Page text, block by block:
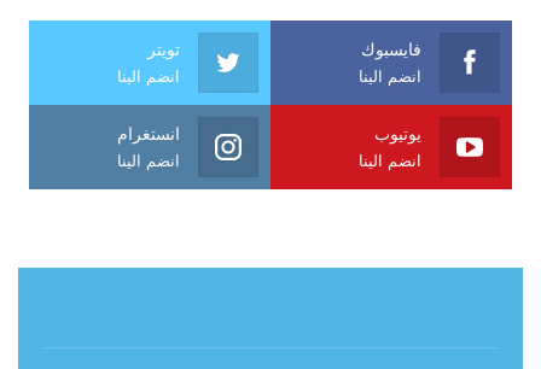
فايسبوك
انضم الينا
تويتر
انضم الينا
يوتيوب
انضم الينا
انستغرام
انضم الينا